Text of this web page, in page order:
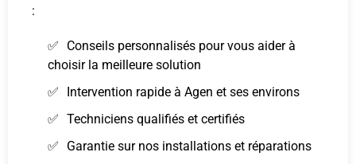
:
Conseils personnalisés pour vous aider à
choisir la meilleure solution
Intervention rapide à Agen et ses environs
Techniciens qualifiés et certifiés
Garantie sur nos installations et réparations